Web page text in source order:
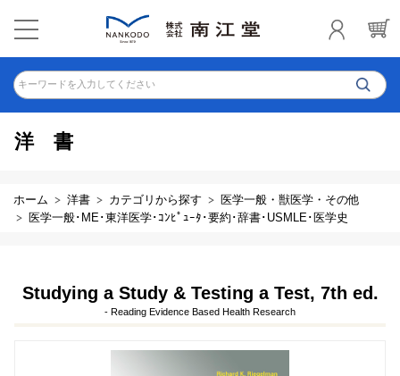
キーワードを入力してください
洋書
ホーム 洋書 カテゴリから探す
医学一般・獣医学・その他
医学一般･ME･東洋医学･ｺﾝﾋﾟｭｰﾀ･要約･辞書･USMLE･医学史
Studying a Study & Testing a Test, 7th ed.
- Reading Evidence Based Health Research